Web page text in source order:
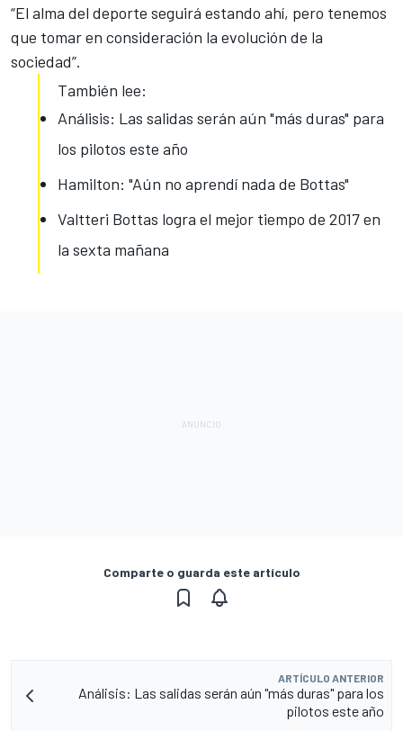
“El alma del deporte seguirá estando ahí, pero tenemos
que tomar en consideración la evolución de la
sociedad”.
También lee:
Análisis: Las salidas serán aún "más duras" para
los pilotos este año
Hamilton: "Aún no aprendí nada de Bottas"
Valtteri Bottas logra el mejor tiempo de 2017 en
la sexta mañana
Comparte o guarda este artículo
ARTÍCULO ANTERIOR
Análisis: Las salidas serán aún "más duras" para los
pilotos este año